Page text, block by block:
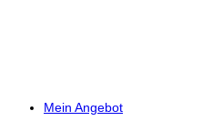
Mein Angebot